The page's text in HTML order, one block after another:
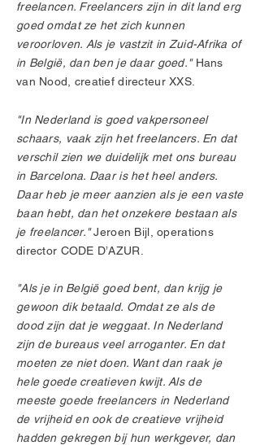
freelancen. Freelancers zijn in dit land erg
goed omdat ze het zich kunnen
veroorloven. Als je vastzit in Zuid-Afrika of
in België, dan ben je daar goed."Hans
van Nood, creatief directeur XXS.
"In Nederland is goed vakpersoneel
schaars, vaak zijn het freelancers. En dat
verschil zien we duidelijk met ons bureau
in Barcelona. Daar is het heel anders.
Daar heb je meer aanzien als je een vaste
baan hebt, dan het onzekere bestaan als
je freelancer."Jeroen Bijl, operations
director CODE D’AZUR.
"Als je in België goed bent, dan krijg je
gewoon dik betaald. Omdat ze als de
dood zijn dat je weggaat. In Nederland
zijn de bureaus veel arroganter. En dat
moeten ze niet doen. Want dan raak je
hele goede creatieven kwijt. Als de
meeste goede freelancers in Nederland
de vrijheid en ook de creatieve vrijheid
hadden gekregen bij hun werkgever, dan